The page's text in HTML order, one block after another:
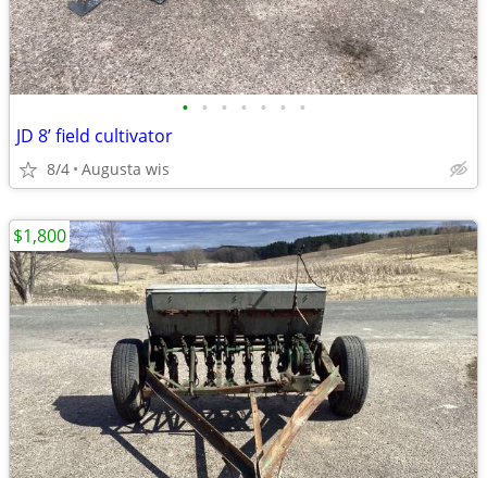
• • • • • • •
JD 8’ field cultivator
8/4 Augusta wis
$1,800